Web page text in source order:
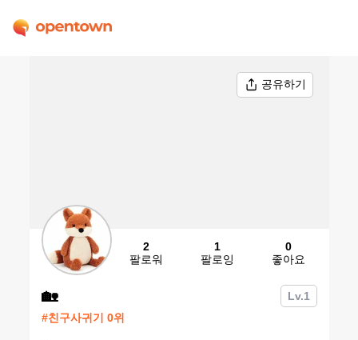
공유하기
2
팔로워
1
팔로잉
0
좋아요
🏡 Lv.1
#친구사귀기 0위